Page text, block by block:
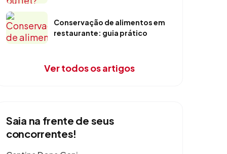
Conservação de alimentos em
restaurante: guia prático
Ver todos os artigos
Saia na frente de seus
concorrentes!